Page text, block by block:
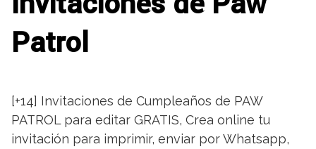
Patrol
[+14] Invitaciones de Cumpleaños de PAW
PATROL para editar GRATIS, Crea online tu
invitación para imprimir, enviar por Whatsapp,